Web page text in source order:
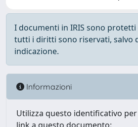
I documenti in IRIS sono
tutti i diritti sono riservati, salvo
indicazione.
Informazioni
Utilizza questo identificativo